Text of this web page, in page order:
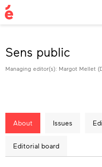
Sens public
Managing editor(s): Margot Mellet
About Issues
Editorial board